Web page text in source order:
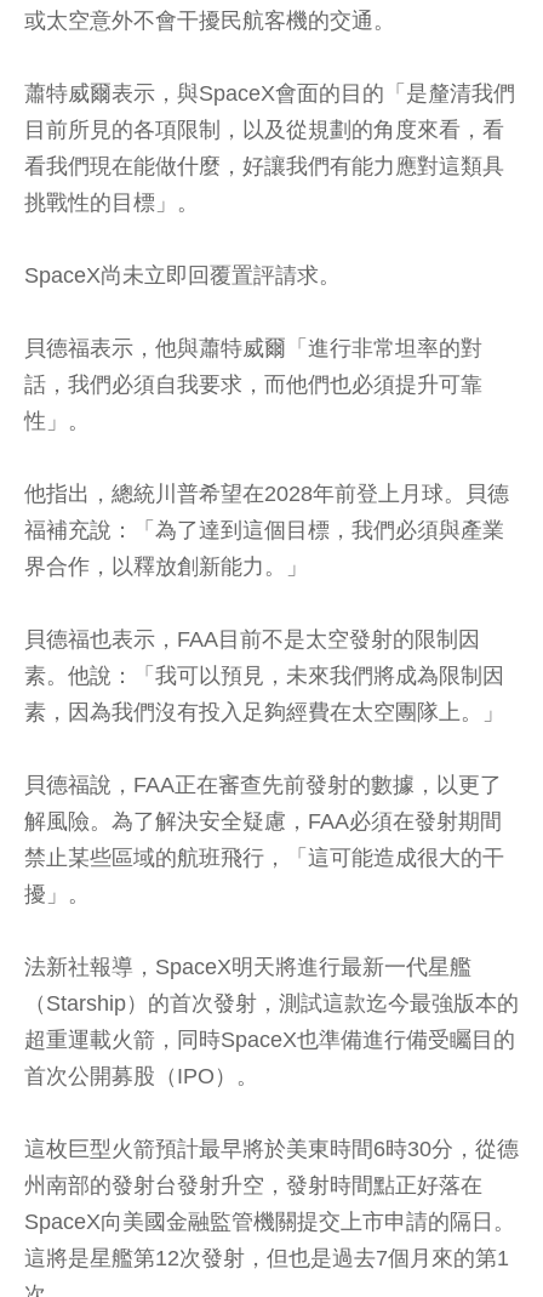
或太空意外不會干擾民航客機的交通。
蕭特威爾表示，與SpaceX會面的目的「是釐清我們
目前所見的各項限制，以及從規劃的角度來看，看
看我們現在能做什麼，好讓我們有能力應對這類具
挑戰性的目標」。
SpaceX尚未立即回覆置評請求。
貝德福表示，他與蕭特威爾「進行非常坦率的對
話，我們必須自我要求，而他們也必須提升可靠
性」。
他指出，總統川普希望在2028年前登上月球。貝德
福補充說：「為了達到這個目標，我們必須與產業
界合作，以釋放創新能力。」
貝德福也表示，FAA目前不是太空發射的限制因
素。他說：「我可以預見，未來我們將成為限制因
素，因為我們沒有投入足夠經費在太空團隊上。」
貝德福說，FAA正在審查先前發射的數據，以更了
解風險。為了解決安全疑慮，FAA必須在發射期間
禁止某些區域的航班飛行，「這可能造成很大的干
擾」。
法新社報導，SpaceX明天將進行最新一代星艦
（Starship）的首次發射，測試這款迄今最強版本的
超重運載火箭，同時SpaceX也準備進行備受矚目的
首次公開募股（IPO）。
這枚巨型火箭預計最早將於美東時間6時30分，從德
州南部的發射台發射升空，發射時間點正好落在
SpaceX向美國金融監管機關提交上市申請的隔日。
這將是星艦第12次發射，但也是過去7個月來的第1